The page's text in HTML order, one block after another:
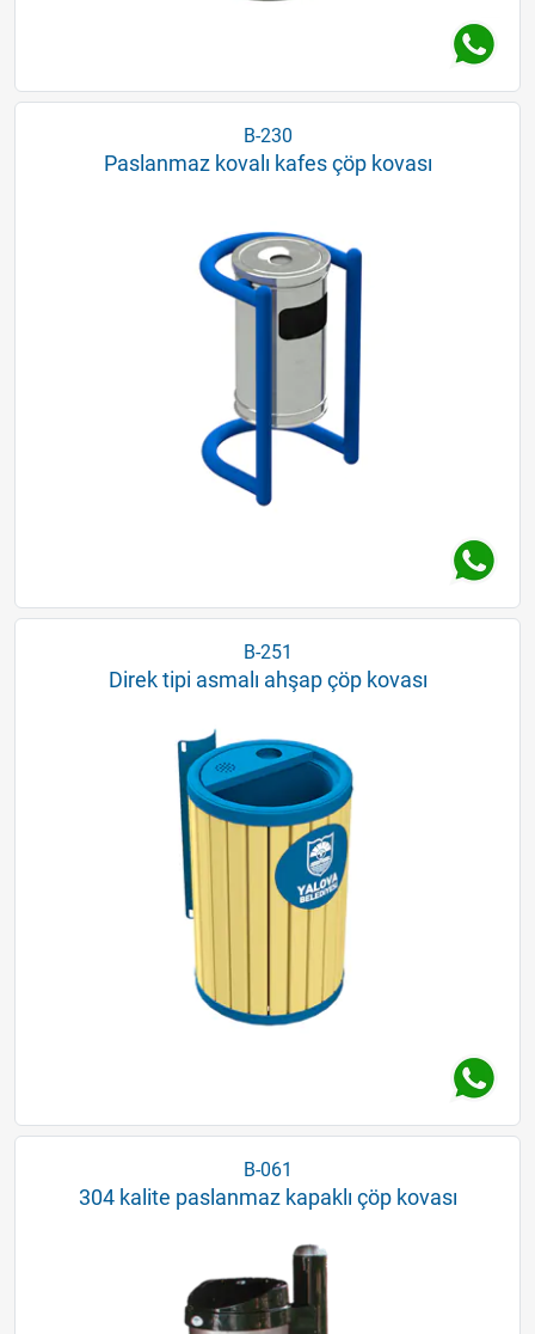
B-230
Paslanmaz kovalı kafes çöp kovası
B-251
Direk tipi asmalı ahşap çöp kovası
B-061
304 kalite paslanmaz kapaklı çöp kovası